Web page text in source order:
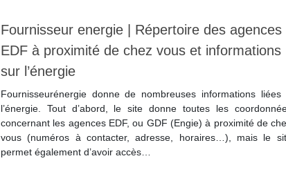
Fournisseur energie | Répertoire des agences
EDF à proximité de chez vous et infor­ma­tions
sur l’énergie
Fournisseurénergie donne de nombreuses informations liées
l’énergie. Tout d’abord, le site donne toutes les
concernant les agences EDF, ou GDF (Engie) à proximité de
vous (numéros à contacter, adresse, horaires…), mais le
permet également d’avoir accès…